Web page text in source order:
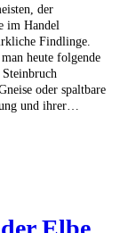
der
im Handel
Findlinge.
heute folgende
oder spaltbare
und ihrer…